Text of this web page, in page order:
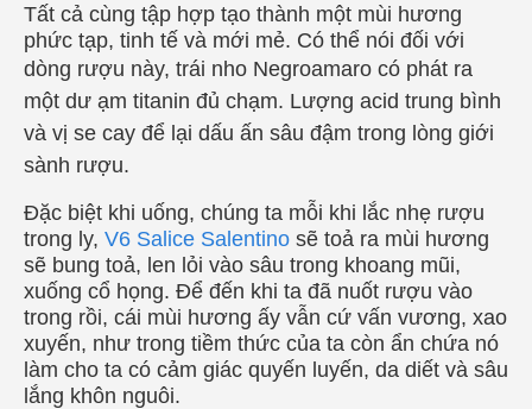
Tất cả cùng tập hợp tạo thành một mùi hương
phức tạp, tinh tế và mới mẻ. Có thể nói đối với
dòng rượu này, trái nho Negroamaro có phát ra
một dư ạm titanin đủ chạm. Lượng acid trung bình
và vị se cay để lại dấu ấn sâu đậm trong lòng giới
sành rượu.
Đặc biệt khi uống, chúng ta mỗi khi lắc nhẹ rượu
trong ly, V6 Salice Salentino sẽ toả ra mùi hương
sẽ bung toả, len lỏi vào sâu trong khoang mũi,
xuống cổ họng. Để đến khi ta đã nuốt rượu vào
trong rồi, cái mùi hương ấy vẫn cứ vấn vương, xao
xuyến, như trong tiềm thức của ta còn ẩn chứa nó
làm cho ta có cảm giác quyến luyến, da diết và sâu
lắng khôn nguôi.